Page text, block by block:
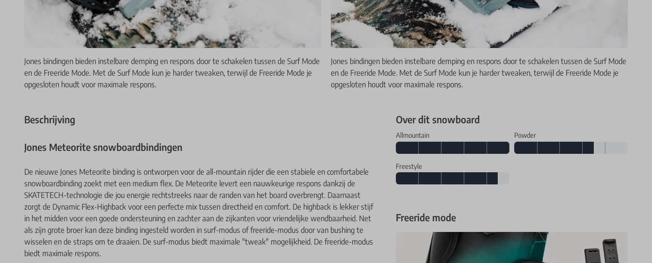
Jones bindingen bieden instelbare demping en respons door te schakelen tussen de Surf Mode
en de Freeride Mode. Met de Surf Mode kun je harder tweaken, terwijl de Freeride Mode je
opgesloten houdt voor maximale respons.
Jones bindingen bieden instelbare demping en respons door te schakelen tussen de Surf Mode
en de Freeride Mode. Met de Surf Mode kun je harder tweaken, terwijl de Freeride Mode je
opgesloten houdt voor maximale respons.
Beschrijving
Jones Meteorite snowboardbindingen
De nieuwe Jones Meteorite binding is ontworpen voor de all-mountain rijder die een stabiele en comfortabele
snowboardbinding zoekt met een medium flex. De Meteorite levert een nauwkeurige respons dankzij de
SKATETECH-technologie die jou energie rechtstreeks naar de randen van het board overbrengt. Daarnaast
zorgt de Dynamic Flex-Highback voor een perfecte mix tussen directheid en comfort. De highback is lekker stijf
in het midden voor een goede ondersteuning en zachter aan de zijkanten voor vriendelijke wendbaarheid. Net
als zijn grote broer kan deze binding ingesteld worden in surf-modus of freeride-modus door van bushing te
wisselen en de straps om te draaien. De surf-modus biedt maximale "tweak" mogelijkheid. De freeride-modus
biedt maximale respons.
Over dit snowboard
Allmountain Powder
Freestyle
Freeride mode